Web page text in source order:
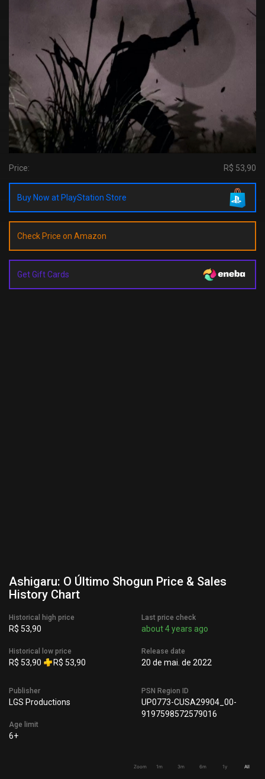
Price: R$ 53,90
Buy Now at PlayStation Store
Check Price on Amazon
Get Gift Cards
Ashigaru: O Último Shogun Price & Sales
History Chart
Historical high price
R$ 53,90
Historical low price
R$ 53,90 R$ 53,90
Last price check
about 4 years ago
Release date
20 de mai. de 2022
Publisher
LGS Productions
Age limit
6+
PSN Region ID
UP0773-CUSA29904_00-
9197598572579016
Zoom 1m 3m 6m 1y All